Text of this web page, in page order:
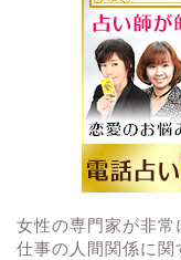
女性の専門家が非常
仕事の人間関係に